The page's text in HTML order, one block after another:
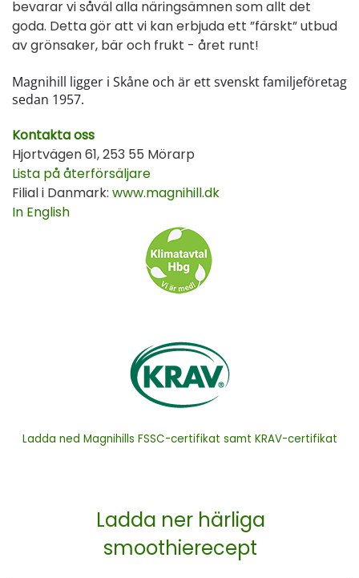
bevarar vi såväl alla näringsämnen som allt det
goda. Detta gör att vi kan erbjuda ett ”färskt” utbud
av grönsaker, bär och frukt - året runt!
Magnihill ligger i Skåne och är ett svenskt familjeföretag
sedan 1957.
Kontakta oss
Hjortvägen 61, 253 55 Mörarp
Lista på återförsäljare
Filial i Danmark: www.magnihill.dk
In English
Ladda ned Magnihills FSSC-certifikat samt KRAV-certifikat
Ladda ner härliga
smoothierecept